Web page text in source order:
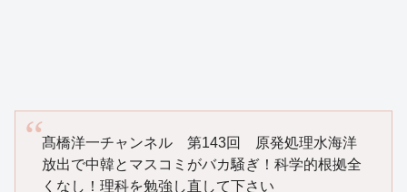
髙橋洋一チャンネル 第143回 原発処理水海洋
放出で中韓とマスコミがバカ騒ぎ！科学的根拠全
くなし！理科を勉強し直して下さい